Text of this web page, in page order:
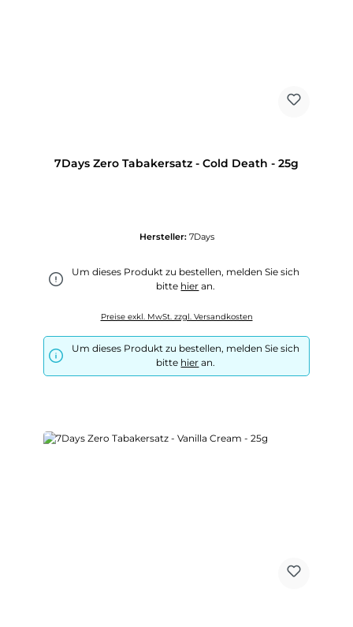
7Days Zero Tabakersatz - Cold Death - 25g
Hersteller: 7Days
Um dieses Produkt zu bestellen, melden Sie sich
bitte hier an.
Preise exkl. MwSt. zzgl. Versandkosten
Um dieses Produkt zu bestellen, melden Sie sich
bitte hier an.